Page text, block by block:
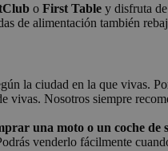
o First Table y disfruta
de alimentación también
la ciudad en la que vivas.
vivas. Nosotros siempre
una moto o un coche de
venderlo fácilmente